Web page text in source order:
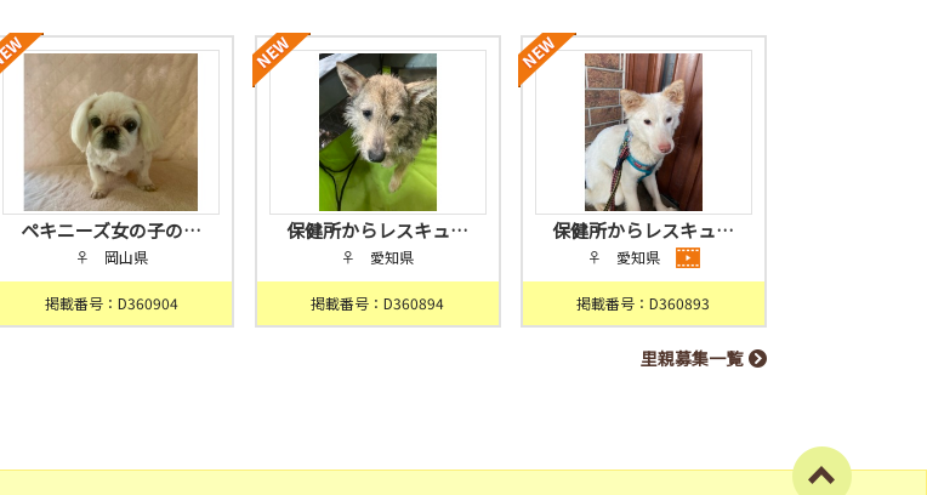
ペキニーズ女の子の…
♀ 岡山県
掲載番号：D360904
保健所からレスキュ…
♀ 愛知県
掲載番号：D360894
保健所からレスキュ…
♀ 愛知県
掲載番号：D360893
里親募集一覧